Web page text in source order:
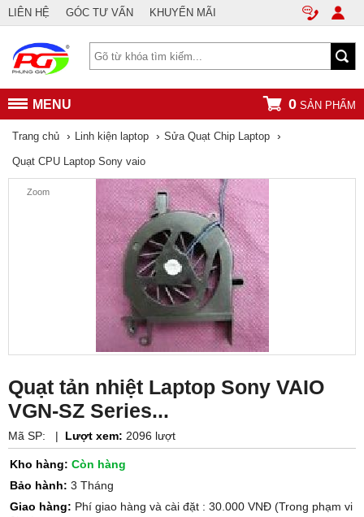
LIÊN HỆ GÓC TƯ VẤN KHUYẾN MÃI
MENU 0 SẢN PHẨM
Trang chủ › Linh kiện laptop › Sửa Quạt Chip Laptop ›
Quạt CPU Laptop Sony vaio
Zoom
Quạt tản nhiệt Laptop Sony VAIO
VGN-SZ Series...
Mã SP: | Lượt xem: 2096 lượt
Kho hàng: Còn hàng
Bảo hành: 3 Tháng
Giao hàng: Phí giao hàng và cài đặt : 30.000 VNĐ (Trong phạm vi